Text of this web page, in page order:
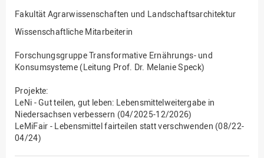
Engagement
Gleichstellungsbüro
Hochschulplanung/-
Innenrevision
Institut für Musik
IT Service Center
Fakultät Agrarwissenschaften und Landschaftsarchitektur
Wissenschaftliche Mitarbeiterin
Forschungsgruppe Transformative Ernährungs- und
Konsumsysteme (Leitung Prof. Dr. Melanie Speck)
Projekte:
LeNi - Gut teilen, gut leben: Lebensmittelweitergabe in
Niedersachsen verbessern (04/2025-12/2026)
LeMiFair - Lebensmittel fairteilen statt verschwenden (08/22-
04/24)